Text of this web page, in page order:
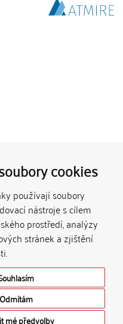
cookies
používají soubory
nástroje s cílem
prostředí, analýzy
stránek a zjištění
Odmítám
mé předvolby